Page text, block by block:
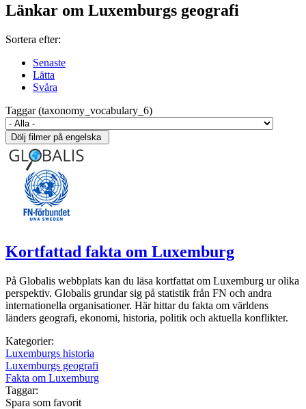
Länkar om Luxemburgs geografi
Sortera efter:
Senaste
Lätta
Svåra
Taggar (taxonomy_vocabulary_6)
Kortfattad fakta om Luxemburg
På Globalis webbplats kan du läsa kortfattat om Luxemburg ur olika
perspektiv. Globalis grundar sig på statistik från FN och andra
internationella organisationer. Här hittar du fakta om världens
länders geografi, ekonomi, historia, politik och aktuella konflikter.
Kategorier:
Luxemburgs historia
Luxemburgs geografi
Fakta om Luxemburg
Taggar:
Spara som favorit